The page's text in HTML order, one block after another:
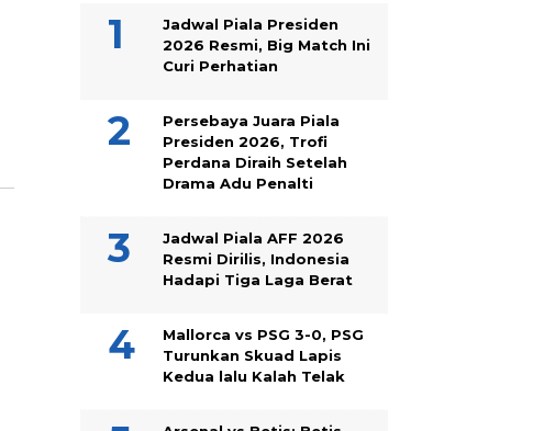
Jadwal Piala Presiden
2026 Resmi, Big Match Ini
Curi Perhatian
Persebaya Juara Piala
Presiden 2026, Trofi
Perdana Diraih Setelah
Drama Adu Penalti
Jadwal Piala AFF 2026
Resmi Dirilis, Indonesia
Hadapi Tiga Laga Berat
Mallorca vs PSG 3-0, PSG
Turunkan Skuad Lapis
Kedua lalu Kalah Telak